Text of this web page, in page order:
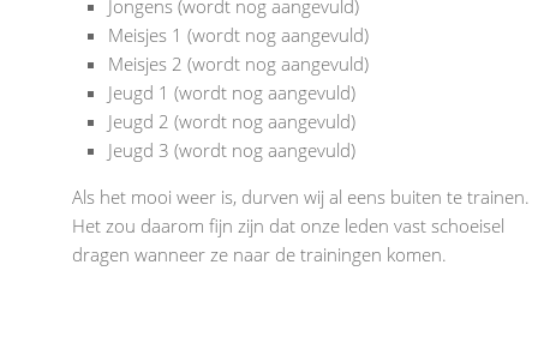
Jongens (wordt nog aangevuld)
Meisjes 1 (wordt nog aangevuld)
Meisjes 2 (wordt nog aangevuld)
Jeugd 1 (wordt nog aangevuld)
Jeugd 2 (wordt nog aangevuld)
Jeugd 3 (wordt nog aangevuld)
Als het mooi weer is, durven wij al eens buiten te trainen.
Het zou daarom fijn zijn dat onze leden vast schoeisel
dragen wanneer ze naar de trainingen komen.